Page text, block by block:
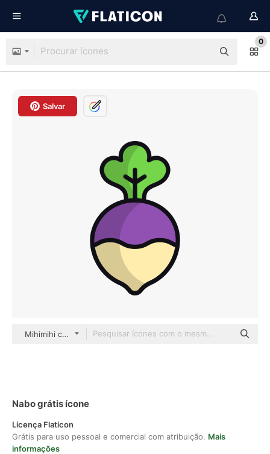
0
Salvar
Mihimihi color lineal-color
Nabo grátis ícone
Licença Flaticon
Grátis para uso pessoal e comercial com atribuição. Mais
informações